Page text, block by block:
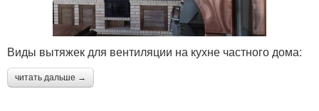
Виды вытяжек для вентиляции на кухне частного дома:
читать дальше →